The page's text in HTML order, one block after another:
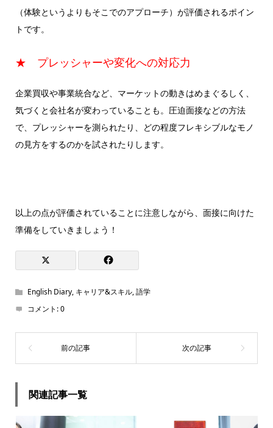
（体験というよりもそこでのアプローチ）が評価されるポイン
トです。
★ プレッシャーや変化への対応力
企業買収や事業統合など、マーケットの動きはめまぐるしく、
気づくと会社名が変わっていることも。圧迫面接などの方法
で、プレッシャーを測られたり、どの程度フレキシブルなモノ
の見方をするのかを試されたりします。
以上の点が評価されていることに注意しながら、面接に向けた
準備をしていきましょう！
English Diary, キャリア&スキル,語学
コメント:0
関連記事一覧